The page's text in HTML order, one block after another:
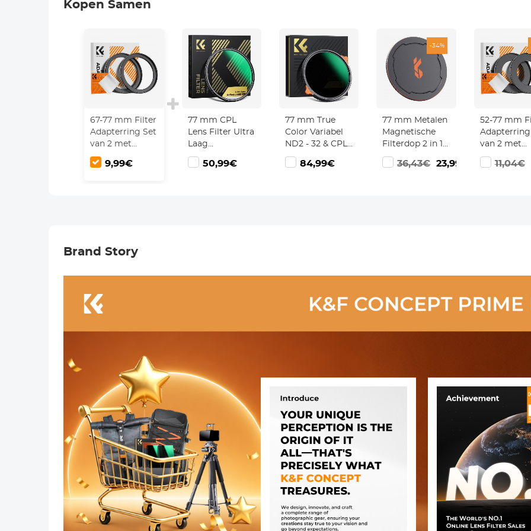
Kopen Samen
67-77 mm Filter
Adapterring Set
van 2 met
Reinigingsdoekje
9,99€
77 mm CPL
Lens Filter Ultra
Laag
Reflectievermogen
HD Circulair
50,99€
77 mm True
Color Variabel
ND2 - 32 & CPL
Circulair
Polariserend
84,99€
-34%
77 mm Metalen
Magnetische
Filterdop 2 in 1
Inschroefbare
Lensdop
36,43€ 23,99€
52-77 mm
Adapterring
van 2 met
11,04€
Brand Story